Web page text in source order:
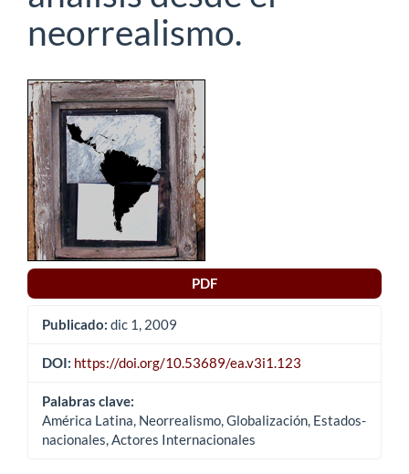
neorrealismo.
Barra
lateral
del
artículo
PDF
Publicado: dic 1, 2009
DOI: https://doi.org/10.53689/ea.v3i1.123
Palabras clave:
América Latina, Neorrealismo, Globalización, Estados-
nacionales, Actores Internacionales